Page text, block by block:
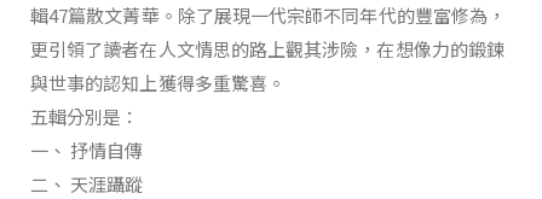
輯47篇散文菁華。除了展現一代宗師不同年代的豐富修為，
更引領了讀者在人文情思的路上觀其涉險，在想像力的鍛鍊
與世事的認知上獲得多重驚喜。
五輯分別是：
一、 抒情自傳
二、 天涯躡蹤